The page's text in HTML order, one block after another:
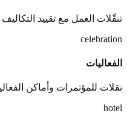
تنقّلات العمل مع تقييد
celebration
الفعاليات
نقلات للمؤتمرات وأماكن
hotel